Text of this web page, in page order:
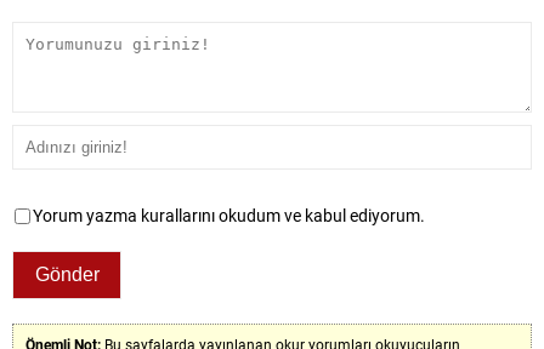
Yorum yazma kurallarını okudum ve kabul ediyorum.